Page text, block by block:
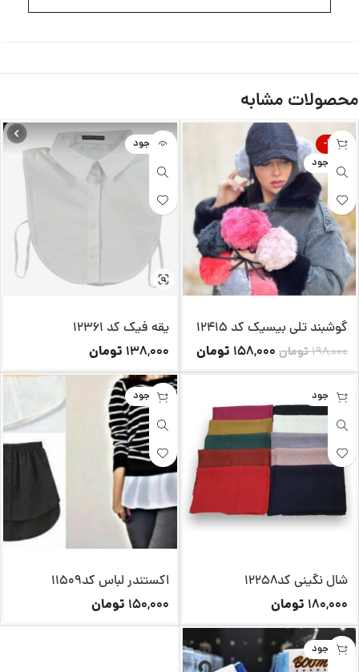
محصولات مشابه
-20%
ناموجود
گوشبند تلی بیسیک کد 12415
198,000تومان 158,000 تومان
ناموجود
یقه فیک کد 12361
138,000 تومان
ناموجود
شال نگینی کد12258
180,000 تومان
ناموجود
اکستندر لباس کد11509
150,000 تومان
ناموجود